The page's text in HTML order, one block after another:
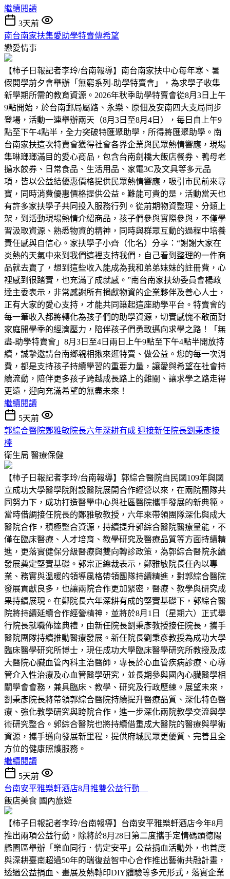
繼續閱讀
3天前
南台南家扶集愛助學特賣傳希望
戀愛情事
【柿子日報記者李玲/台南報導】南台南家扶中心每年寒、暑
假開學前夕會舉辦「無窮系列-助學特賣會」，為求學子收集
新學期所需的教育資源。2026年秋季助學特賣會從8月3日上午
9點開始，於台南郵局屬路、永樂、原佃及安南四大支局同步
登場，活動一連舉辦兩天（8月3日至8月4日），每日自上午9
點至下午4點半，全力突破特匯聚助學，所得將匯聚助學。南
台南家扶這次特賣會獲得社會各界企業與民眾熱情響應，現場
集琳瑯瑯滿目的愛心商品，包含台南劍橋大飯店餐券、鴨母老
撾水餃券、日常食品、生活用品、家電3C及文具等多元品
項，皆以公益結優惠價格提供民眾熱情響應，吸引市民前來尋
寶，同時消費優惠價格提供公益。難能可貴的是，活動當天也
有許多家扶學子共同投入服務行列。從前期物資整理、分類上
架，到活動現場熱情介紹商品，孩子們參與實際參與，不僅學
習汲取資源、熟悉物資的精神，同時與群眾互動的過程中培養
責任感與自信心。家扶學子小齊（化名）分享：“謝謝大家在
炎熱的天氣中來到我們這裡支持我們，自己看到整理的一件商
品就去賣了，想到這些收入能成為我和弟弟妹妹的註冊費，心
裡感到很踏實，也充滿了成就感。”南台南家扶幼委員會楊政
達主委表示，非常感謝所有捐獻物資的企業夥伴及善心人士，
正有大家的愛心支持，才能共同築起這座助學平台。特賣會的
每一筆收入都將轉化為孩子們的助學資源，切實感愧不敢面對
家庭開學季的經濟壓力，陪伴孩子們勇敢邁向求學之路！「無
盡-助學特賣會」8月3日至4日兩日上午9點至下午4點半開放持
續，誠摯邀請台南鄉親相揪來逛特賣、做公益。您的每一次消
費，都是支持孩子持續學習的重要力量，讓愛與希望在社會持
續流動，陪伴更多孩子跨越成長路上的難關、讓求學之路走得
更遠，迎向充滿希望的無盡未來！
繼續閱讀
5天前
郭綜合醫院鄭雅敏院長六年深耕有成 迎接新任院長劉秉彥接
棒
衛生局 醫療保健
【柿子日報記者李玲/台南報導】郭綜合醫院自民國109年與國
立成功大學醫學院附設醫院展開合作經營以來，在兩院團隊共
同努力下，成功打造醫學中心與社區醫院攜手發展的新典範。
當時借調接任院長的鄭雅敏教授，六年來帶領團隊深化與成大
醫院合作，積極整合資源，持續提升郭綜合醫院醫療量能，不
僅在臨床醫療、人才培育、教學研究及醫療品質等方面持續精
進，更落實健保分級醫療與雙向轉診政策，為郭綜合醫院永續
發展奠定堅實基礎。郭宗正總裁表示，鄭雅敏院長任內以專
業、務實與溫暖的領導風格帶領團隊持續精進，對郭綜合醫院
發展貢獻良多，也讓兩院合作更加緊密，醫療、教學與研究成
果持續展現。在鄭院長六年深耕有成的堅實基礎下，郭綜合醫
院將持續延續合作經營精神，並將於8月1日（星期六）正式舉
行院長就職佈達典禮，由新任院長劉秉彥教授接任院長，攜手
醫院團隊持續推動醫療發展。新任院長劉秉彥教授為成功大學
臨床醫學研究所博士，現任成功大學臨床醫學研究所教授及成
大醫院心臟血管內科主治醫師，專長於心血管疾病診療、心導
管介入性治療及心血管醫學研究，並長期參與國內心臟醫學相
關學會會務，兼具臨床、教學、研究及行政歷練。展望未來，
劉秉彥院長將帶領郭綜合醫院持續提升醫療品質、深化特色醫
療、強化教學研究與跨院合作，進一步深化兩院教學交流與學
術研究整合。郭綜合醫院也將持續借重成大醫院的醫療與學術
資源，攜手邁向發展新里程，提供府城民眾更優質、完善且全
方位的健康照護服務。
繼續閱讀
5天前
台南安平雅樂軒酒店8月推雙公益行動
飯店美食 國內旅遊
【柿子日報記者李玲/台南報導】台南安平雅樂軒酒店今年8月
推出兩項公益行動，除將於8月28日第二度攜手定情碼頭德陽
艦園區舉辦「樂血同行．情定安平」公益捐血活動外，也首度
與深耕臺南超過50年的瑞復益智中心合作推出藝術共融計畫，
透過公益捐血、畫展及熱轉印DIY體驗等多元形式，落實企業